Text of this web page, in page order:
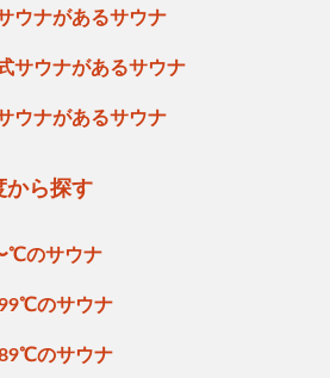
ウナがあるサウナ
サウナがあるサウナ
ウナがあるサウナ
から探す
℃のサウナ
のサウナ
のサウナ